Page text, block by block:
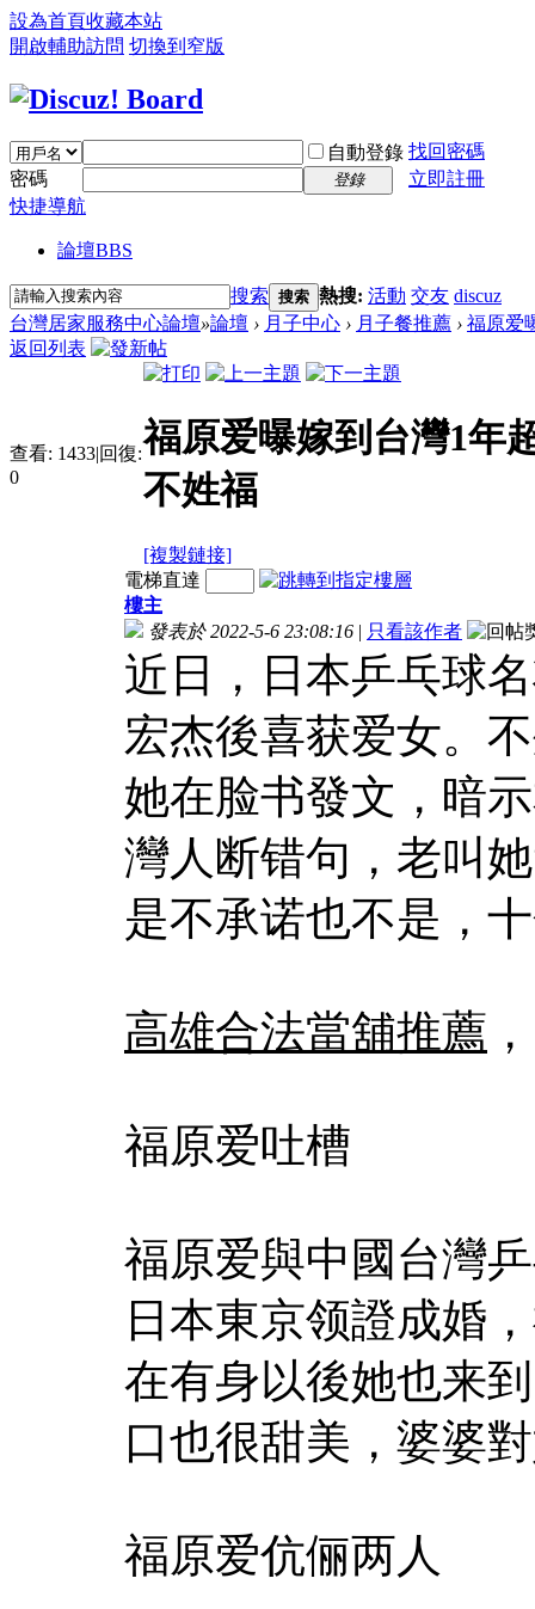
設為首頁收藏本站
開啟輔助訪問 切換到窄版
自動登錄 找回密碼
密碼
登錄
立即註冊
快捷導航
論壇BBS
搜索 搜索 熱搜: 活動 交友 discuz
台灣居家服務中心論壇»論壇 › 月子中心 › 月子餐推薦 › 福原爱
返回列表
查看: 1433|回復:
0
福原爱曝嫁到台灣1年
不姓福
[複製鏈接]
電梯直達
樓主
發表於 2022-5-6 23:08:16 | 只看該作者
近日，日本乒乓球
宏杰後喜获爱女。
她在脸书發文，暗
灣人断错句，老叫
是不承诺也不是，
高雄合法當舖推薦 ，
福原爱吐槽
福原爱與中國台灣
日本東京领證成婚
在有身以後她也来
口也很甜美，婆婆
福原爱伉俪两人